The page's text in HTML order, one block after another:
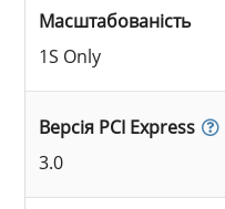
Масштабованість
1S Only
Версія PCI Express
3.0